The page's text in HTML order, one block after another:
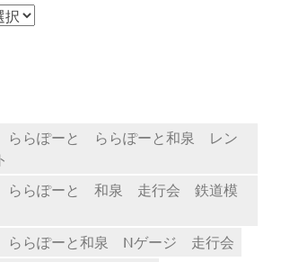
ららぽーと ららぽーと和泉 レン
ららぽーと 和泉 走行会 鉄道模
ららぽーと和泉 Nゲージ 走行会